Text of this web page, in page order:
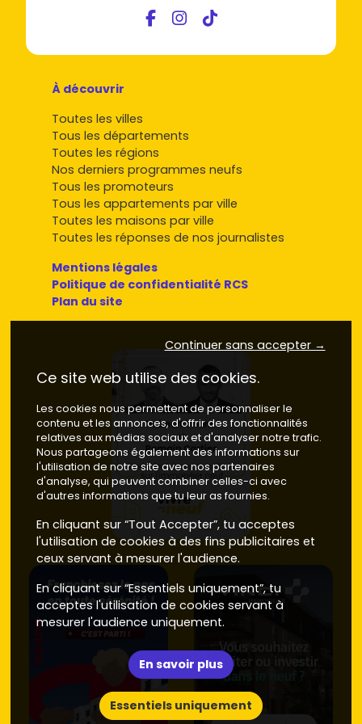
bloque une visite de logement témoin et lance ta
réservation au bon prix.
prix au m²cibles ou tes critères ? Je t'aide à trier les
Sélestat.
À découvrir
Toutes les villes
Tous les départements
Toutes les régions
Nos derniers programmes neufs
Tous les promoteurs
Tous les appartements par ville
Toutes les maisons par ville
Toutes les réponses de nos journalistes
Mentions légales
Politique de confidentialité RCS
Plan du site
Continuer sans accepter →
Ce site web utilise des cookies.
Les cookies nous permettent de personnaliser le
contenu et les annonces, d'offrir des fonctionnalités
relatives aux médias sociaux et d'analyser notre trafic.
Nous partageons également des informations sur
l'utilisation de notre site avec nos partenaires
d'analyse, qui peuvent combiner celles-ci avec
d'autres informations que tu leur as fournies.
En cliquant sur “Tout Accepter”, tu acceptes
l'utilisation de cookies à des fins publicitaires et
ceux servant à mesurer l'audience.
En cliquant sur “Essentiels uniquement”, tu
acceptes l'utilisation de cookies servant à
mesurer l'audience uniquement.
En savoir plus
Essentiels uniquement